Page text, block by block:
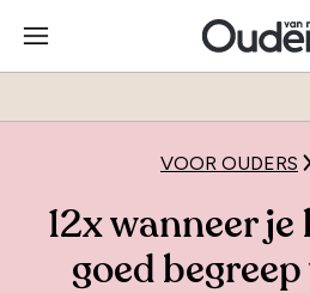
VOOR OUDERS
12x wanneer
goed